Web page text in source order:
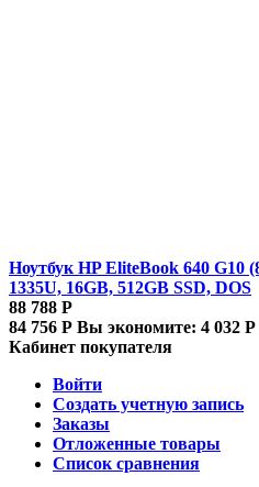
Ноутбук HP EliteBook 640 G10
1335U, 16GB, 512GB SSD, DOS
88 788 Р
84 756 Р Вы экономите: 4 032 Р
Кабинет покупателя
Войти
Создать учетную запись
Заказы
Отложенные товары
Список сравнения